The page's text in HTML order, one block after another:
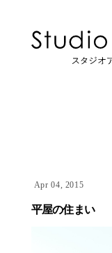
Apr 04, 2015
平屋の住まい